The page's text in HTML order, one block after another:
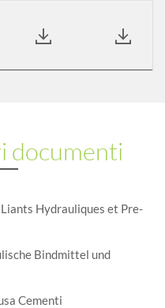
documenti
Hydrauliques et Pre-
Bindmittel und
Cementi